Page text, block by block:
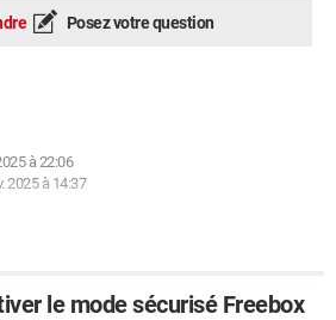
Posez votre question
à 22:06
2025 à 14:37
le mode sécurisé Freebox